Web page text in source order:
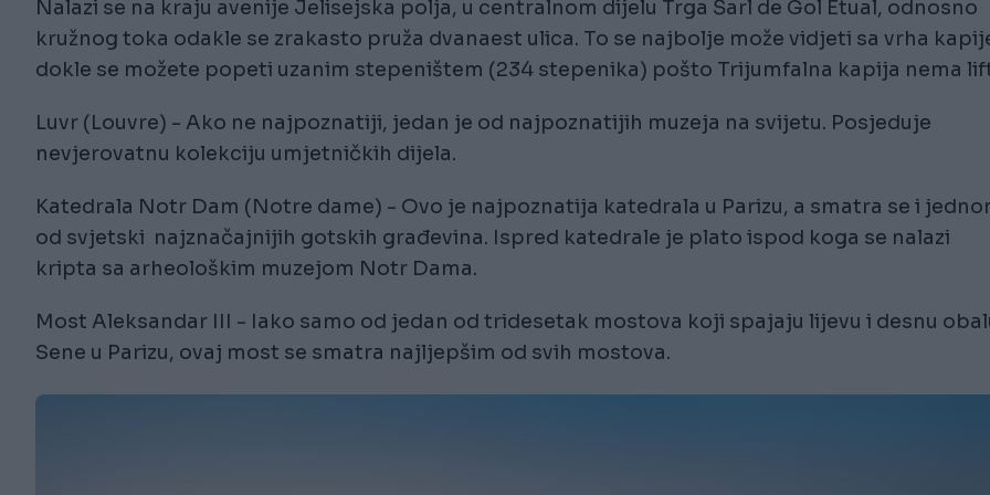
Nalazi se na kraju avenije Jelisejska polja, u centralnom dijelu Trga Šarl de Gol Etual, odnosno
kružnog toka odakle se zrakasto pruža dvanaest ulica. To se najbolje može vidjeti sa vrha
dokle se možete popeti uzanim stepeništem (234 stepenika) pošto Trijumfalna kapija nema
Luvr (Louvre) - Ako ne najpoznatiji, jedan je od najpoznatijih muzeja na svijetu. Posjeduje
nevjerovatnu kolekciju umjetničkih dijela.
Katedrala Notr Dam (Notre dame) - Ovo je najpoznatija katedrala u Parizu, a smatra se i
od svjetski najznačajnijih gotskih građevina. Ispred katedrale je plato ispod koga se nalazi
kripta sa arheološkim muzejom Notr Dama.
Most Aleksandar III - Iako samo od jedan od tridesetak mostova koji spajaju lijevu i desnu
Sene u Parizu, ovaj most se smatra najljepšim od svih mostova.